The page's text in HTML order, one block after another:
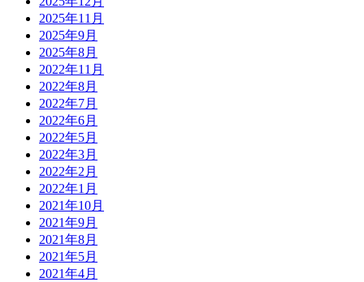
2025年11月
2025年9月
2025年8月
2022年11月
2022年8月
2022年7月
2022年6月
2022年5月
2022年3月
2022年2月
2022年1月
2021年10月
2021年9月
2021年8月
2021年5月
2021年4月